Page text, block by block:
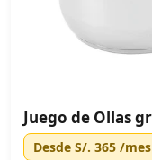
Juego de Ollas
Desde S/. 365 /mes